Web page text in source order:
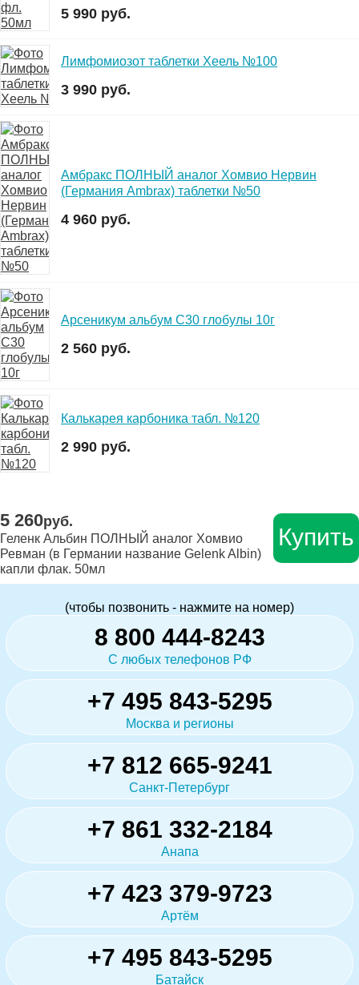
5 990 руб.
Лимфомиозот таблетки Хеель №100
3 990 руб.
Амбракс ПОЛНЫЙ аналог Хомвио Нервин
(Германия Ambrax) таблетки №50
4 960 руб.
Арсеникум альбум C30 глобулы 10г
2 560 руб.
Калькарея карбоника табл. №120
2 990 руб.
5 260руб.
Геленк Альбин ПОЛНЫЙ аналог Хомвио
Ревман (в Германии название Gelenk Albin)
капли флак. 50мл
Купить
(чтобы позвонить - нажмите на номер)
8 800 444-8243
С любых телефонов РФ
+7 495 843-5295
Москва и регионы
+7 812 665-9241
Санкт-Петербург
+7 861 332-2184
Анапа
+7 423 379-9723
Артём
+7 495 843-5295
Батайск